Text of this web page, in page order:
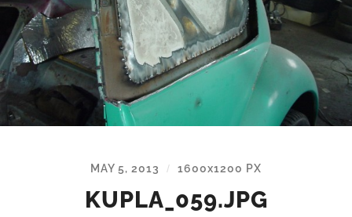
MAY 5, 2013 / 1600x1200 PX
KUPLA_059.JPG